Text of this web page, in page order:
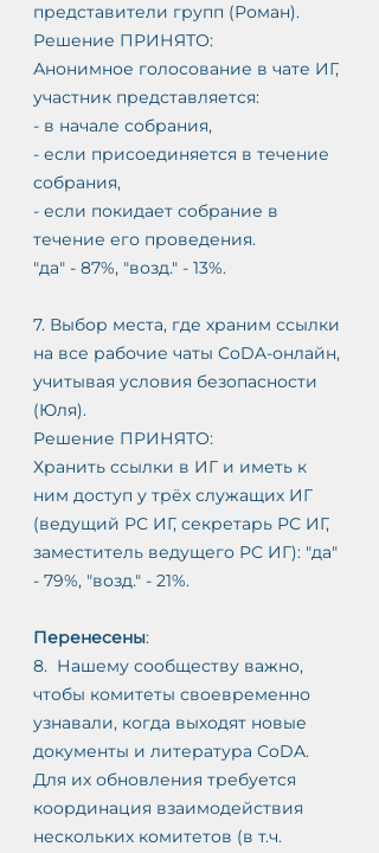
представители групп (Роман).
Решение ПРИНЯТО:
Анонимное голосование в чате ИГ,
участник представляется:
- в начале собрания,
- если присоединяется в течение
собрания,
- если покидает собрание в
течение его проведения.
"да" - 87%, "возд." - 13%.
7. Выбор места, где храним ссылки
на все рабочие чаты CoDA-онлайн,
учитывая условия безопасности
(Юля).
Решение ПРИНЯТО:
Хранить ссылки в ИГ и иметь к
ним доступ у трёх служащих ИГ
(ведущий РС ИГ, секретарь РС ИГ,
заместитель ведущего РС ИГ): "да"
- 79%, "возд." - 21%.
Перенесены:
8.  Нашему сообществу важно,
чтобы комитеты своевременно
узнавали, когда выходят новые
документы и литература CoDA.
Для их обновления требуется
координация взаимодействия
нескольких комитетов (в т.ч.